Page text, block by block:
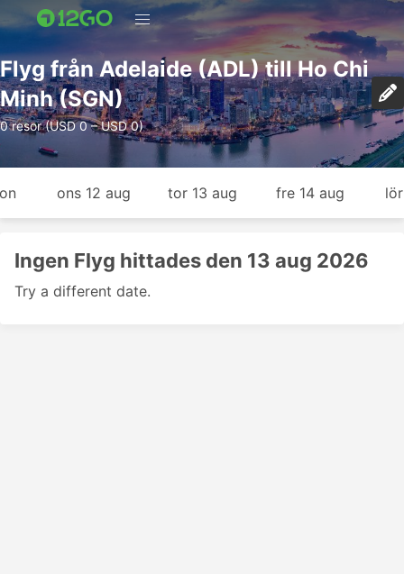
Flyg från Adelaide (ADL) till Ho Chi
Minh (SGN)
0 resor (USD 0 – USD 0)
ons 12 aug tor 13 aug fre 14 aug
Ingen Flyg hittades den 13 aug 2026
Try a different date.